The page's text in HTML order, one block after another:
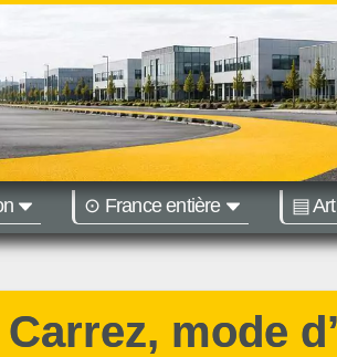
⊙ France entière ▤
NantesBordeaux
mode